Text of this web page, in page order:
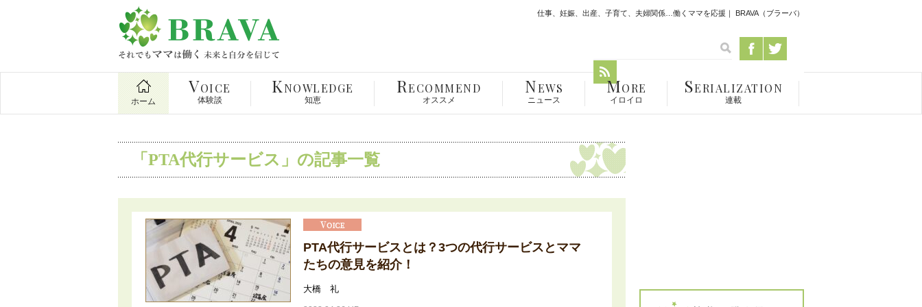
仕事、妊娠、出産、子育て、夫婦関係…働くママを応援｜ BRAVA（ブラーバ）
ホーム
VOICE
体験談
KNOWLEDGE
知恵
RECOMMEND
オススメ
NEWS
ニュース
MORE
イロイロ
SERIALIZATION
連載
「PTA代行サービス」の記事一覧
PTA代行サービスとは？3つの代行サービスとママ
たちの意見を紹介！
大橋 礼